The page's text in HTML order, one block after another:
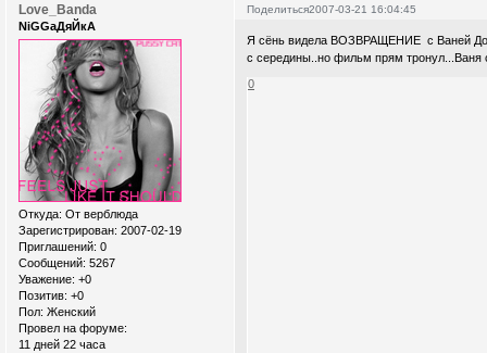
Поделиться2007-03-21 16:04:45
Love_Banda
NiGGaДяЙкА
Откуда: От верблюда
Зарегистрирован: 2007-02-19
Приглашений: 0
Сообщений: 5267
Уважение: +0
Позитив: +0
Пол: Женский
Провел на форуме:
11 дней 22 часа
Я сёнь видела ВОЗВРАЩЕНИЕ с Ваней
с середины..но фильм прям тронул...Ваня
0